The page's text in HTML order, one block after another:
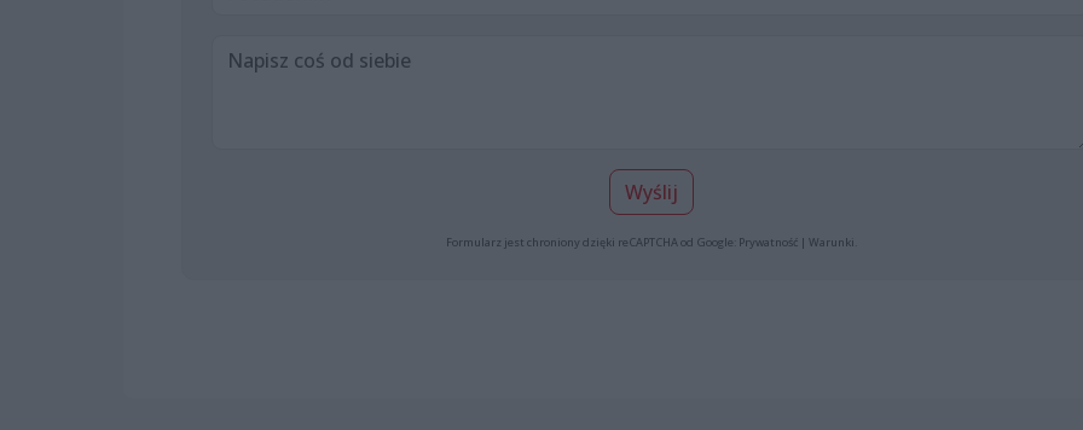
Wyślij
Formularz jest chroniony dzięki reCAPTCHA od Google: Prywatność| Warunki